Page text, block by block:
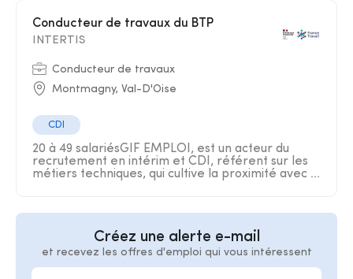
Conducteur de travaux du BTP
INTERTIS
Conducteur de travaux
Montmagny, Val-D'Oise
CDI
20 à 49 salariésGIF EMPLOI, est un acteur du
recrutement en intérim et CDI, référent sur les
métiers techniques, qui cultive la proximité avec ...
Créez une alerte e-mail
et recevez les offres d'emploi qui vous intéressent